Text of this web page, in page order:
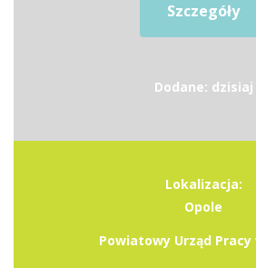
Szczegóły
Dodane: dzisiaj
Lokalizacja:
Opole
Powiatowy Urząd Pracy